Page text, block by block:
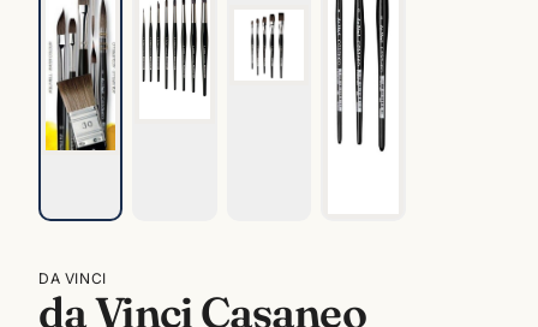
DA VINCI
da Vinci Casaneo